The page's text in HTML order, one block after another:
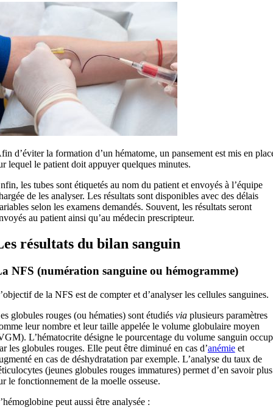
d’éviter la formation d’un hématome, un pansement est mis en
lequel le patient doit appuyer quelques minutes.
les tubes sont étiquetés au nom du patient et envoyés à l’équipe
de les analyser. Les résultats sont disponibles avec des délais
selon les examens demandés. Souvent, les résultats seront
au patient ainsi qu’au médecin prescripteur.
résultats du bilan sanguin
NFS (numération sanguine ou hémogramme)
de la NFS est de compter et d’analyser les cellules sanguines.
globules rouges (ou hématies) sont étudiés viaplusieurs paramètres
leur nombre et leur taille appelée le volume globulaire moyen
L’hématocrite désigne le pourcentage du volume sanguin
les globules rouges. Elle peut être diminué en cas d’anémieet
en cas de déshydratation par exemple. L’analyse du taux de
(jeunes globules rouges immatures) permet d’en savoir plus
le fonctionnement de la moelle osseuse.
peut aussi être analysée :